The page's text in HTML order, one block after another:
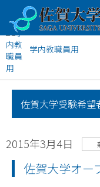
学内教職員用
HOME
佐賀大学受験希望
2015年3月4日
佐賀大学オー